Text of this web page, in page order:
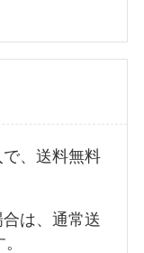
、送料無料
は、通常送